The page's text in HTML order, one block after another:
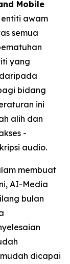
Mobile
awam
semua
yang
bidang
ini
alih dan
-
audio.
membuat
AI-Media
bulan
dicapai